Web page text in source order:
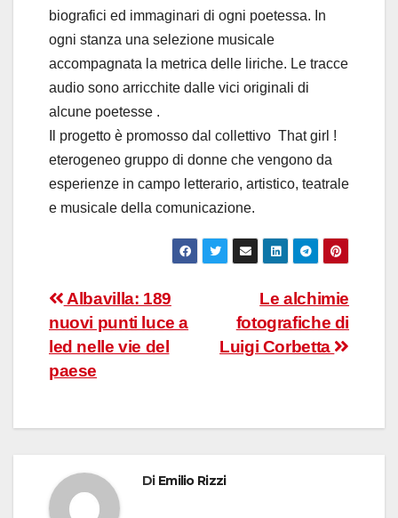
biografici ed immaginari di ogni poetessa. In
ogni stanza una selezione musicale
accompagnata la metrica delle liriche. Le tracce
audio sono arricchite dalle vici originali di
alcune poetesse .
Il progetto è promosso dal collettivo That girl !
eterogeneo gruppo di donne che vengono da
esperienze in campo letterario, artistico, teatrale
e musicale della comunicazione.
Navigazione
articoli
Le alchimie
fotografiche di
Luigi Corbetta
Albavilla: 189
nuovi punti luce a
led nelle vie del
paese
Di Emilio Rizzi